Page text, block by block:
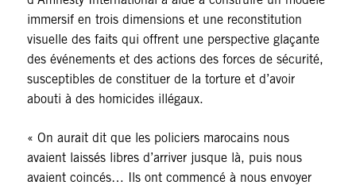
immersif en trois dimensions et une reconstitution
visuelle des faits qui offrent une perspective glaçante
des événements et des actions des forces de sécurité,
susceptibles de constituer de la torture et d’avoir
abouti à des homicides illégaux.
« On aurait dit que les policiers marocains nous
avaient laissés libres d’arriver jusque là, puis nous
avaient coincés… Ils ont commencé à nous envoyer